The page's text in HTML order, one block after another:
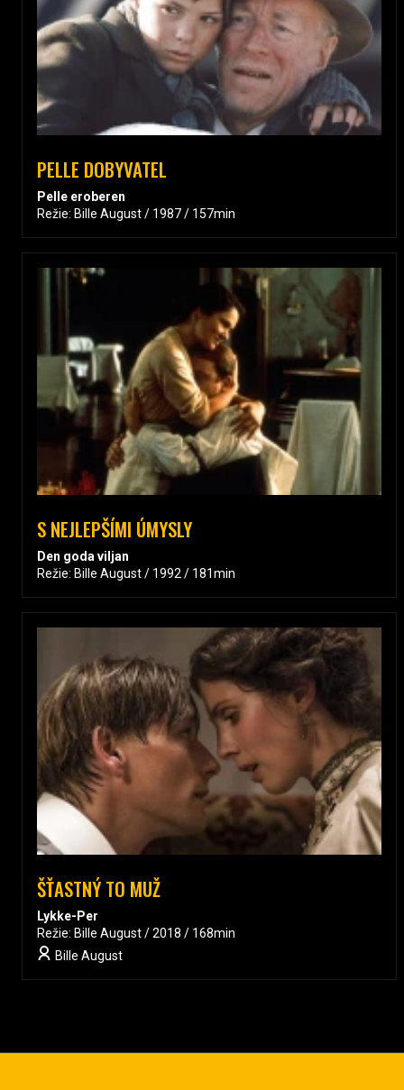
PELLE DOBYVATEL
Pelle eroberen
Režie: Bille August / 1987 / 157min
S NEJLEPŠÍMI ÚMYSLY
Den goda viljan
Režie: Bille August / 1992 / 181min
ŠŤASTNÝ TO MUŽ
Lykke-Per
Režie: Bille August / 2018 / 168min
Bille August